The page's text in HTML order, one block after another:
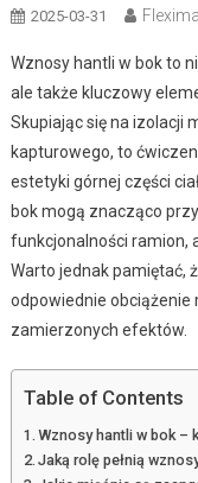
2025-03-31
Wznosy hantli w bok to
ale także kluczowy
Skupiając się na izolacji
kapturowego, to
estetyki górnej części
bok mogą znacząco
funkcjonalności ramion,
Warto jednak pamiętać,
odpowiednie obciążenie
zamierzonych efektów.
Table of Contents
Wznosy hantli w bok –
Jaką rolę pełnią